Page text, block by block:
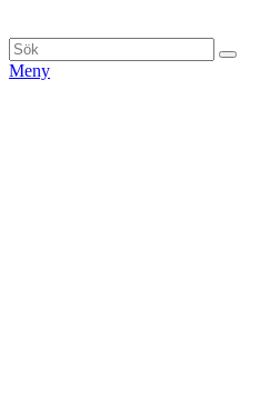
till
innehåll
Sök
efter:
Sök
Meny